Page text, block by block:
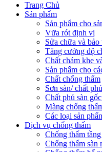
Trang Chủ
Sản phẩm
Sản phẩm cho
Vữa rót định vị
Sửa chữa và bảo
Tăng cường độ
Chất chám khe
Sản phẩm cho
Chất chống thấm
Sơn sàn/ chất phủ
Chất phủ sàn
Màng chống
Các loại sản
Dịch vụ chống thấm
Chống thấm
Chống thấm sàn